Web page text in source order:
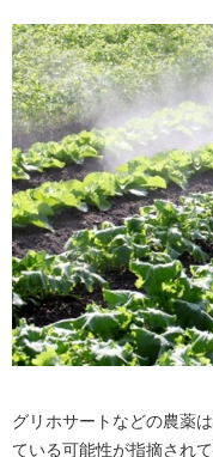
グリホサートなどの農薬
ている可能性が指摘され